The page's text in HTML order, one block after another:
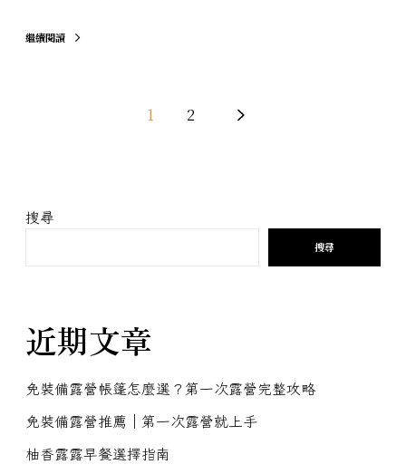
繼續閱讀
1 2
搜尋
搜尋
近期文章
免裝備露營帳篷怎麼選？第一次露營完整攻略
免裝備露營推薦｜第一次露營就上手
柚香露露早餐選擇指南